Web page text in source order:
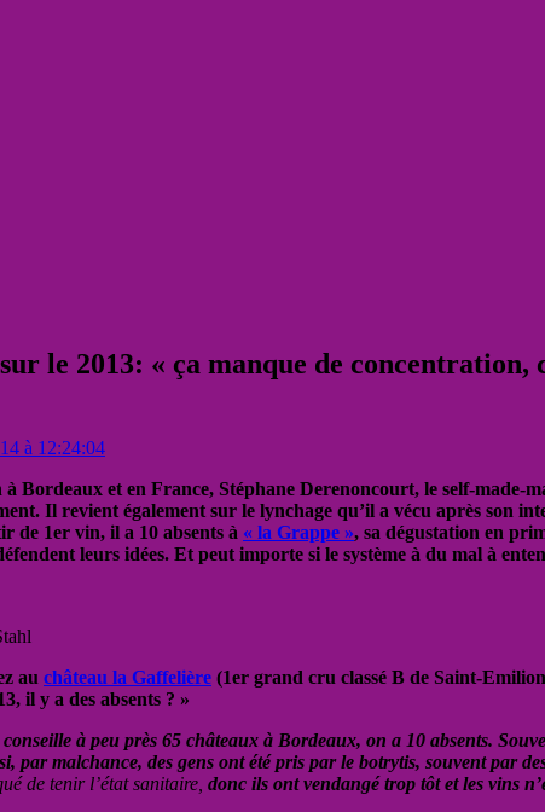
le 2013: « ça manque de
à 12:24:04
Bordeaux et en France, Stéphane Derenoncourt, le self-made-
Il revient également sur le lynchage qu’il a vécu après son
de 1er vin, il a 10 absents à « la Grappe », sa dégustation en
leurs idées. Et peut importe si le système à du mal à
au château la Gaffelière (1er grand cru classé B de Saint-
il y a des absents ? »
à peu près 65 châteaux à Bordeaux, on a 10 absents.
par malchance, des gens ont été pris par le botrytis, souvent par
de tenir l’état sanitaire, donc ils ont vendangé trop tôt et les vins